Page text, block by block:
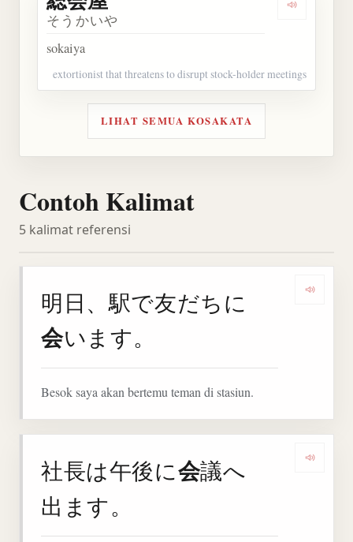
Dengarkan
そうかいや
sokaiya
extortionist that threatens to disrupt stock-holder meetings
LIHAT SEMUA KOSAKATA
Contoh Kalimat
5 kalimat referensi
明日、駅で友だちに
会います。
Besok saya akan bertemu teman di stasiun.
社長は午後に会議へ
出ます。